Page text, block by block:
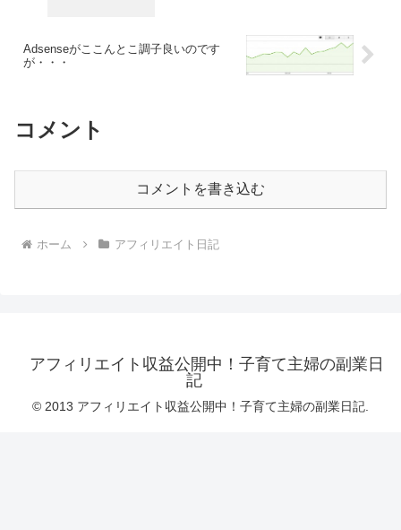
Adsenseがここんとこ調子良いのです
が・・・
コメント
コメントを書き込む
ホーム アフィリエイト日記
アフィリエイト収益公開中！子育て主婦の副業日
記
© 2013 アフィリエイト収益公開中！子育て主婦の副業日記.